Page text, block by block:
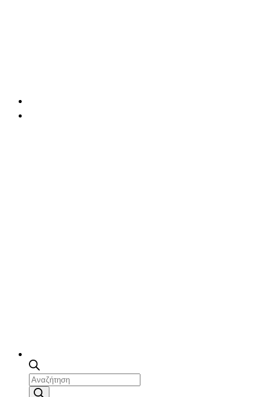
Αναζήτηση
προϊόντων